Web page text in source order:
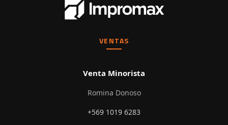
VENTAS
Venta Minorista
Romina Donoso
+569 1019 6283